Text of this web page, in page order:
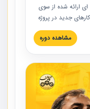
ارائه شده از سوی
جدید در پروژه
با نگرش قراردادی
کشور ارائه شد.
شده است.
مشاهده دوره